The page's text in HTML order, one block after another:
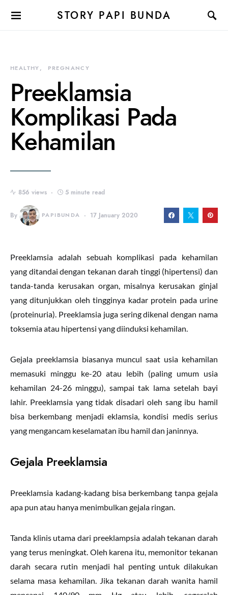
STORY PAPI BUNDA
HEALTHY PREGNANCY
Preeklamsia
Komplikasi Pada
Kehamilan
856 views 5 minute read
By PAPIBUNDA 17 January 2020
Preeklamsia adalah sebuah komplikasi pada kehamilan
yang ditandai dengan tekanan darah tinggi (hipertensi) dan
tanda-tanda kerusakan organ, misalnya kerusakan ginjal
yang ditunjukkan oleh tingginya kadar protein pada urine
(proteinuria). Preeklamsia juga sering dikenal dengan nama
toksemia atau hipertensi yang diinduksi kehamilan.
Gejala preeklamsia biasanya muncul saat usia kehamilan
memasuki minggu ke-20 atau lebih (paling umum usia
kehamilan 24-26 minggu), sampai tak lama setelah bayi
lahir. Preeklamsia yang tidak disadari oleh sang ibu hamil
bisa berkembang menjadi eklamsia, kondisi medis serius
yang mengancam keselamatan ibu hamil dan janinnya.
Gejala Preeklamsia
Preeklamsia kadang-kadang bisa berkembang tanpa gejala
apa pun atau hanya menimbulkan gejala ringan.
Tanda klinis utama dari preeklampsia adalah tekanan darah
yang terus meningkat. Oleh karena itu, memonitor tekanan
darah secara rutin menjadi hal penting untuk dilakukan
selama masa kehamilan. Jika tekanan darah wanita hamil